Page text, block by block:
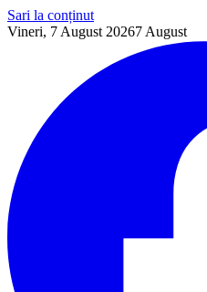
Sari la conținut
Vineri, 7 August 20267 August